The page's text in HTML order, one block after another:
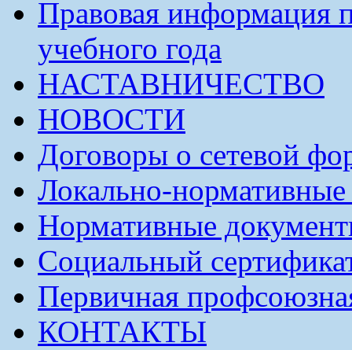
Правовая информация
учебного года
НАСТАВНИЧЕСТВО
НОВОСТИ
Договоры о сетевой
Локально-
Нормативные
Социальный
Первичная
КОНТАКТЫ